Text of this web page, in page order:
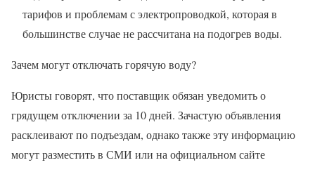
тарифов и проблемам с электропроводкой, которая в
большинстве случае не рассчитана на подогрев воды.
Зачем могут отключать горячую воду?
Юристы говорят, что поставщик обязан уведомить о
грядущем отключении за 10 дней. Зачастую объявления
расклеивают по подъездам, однако также эту информацию
могут разместить в СМИ или на официальном сайте